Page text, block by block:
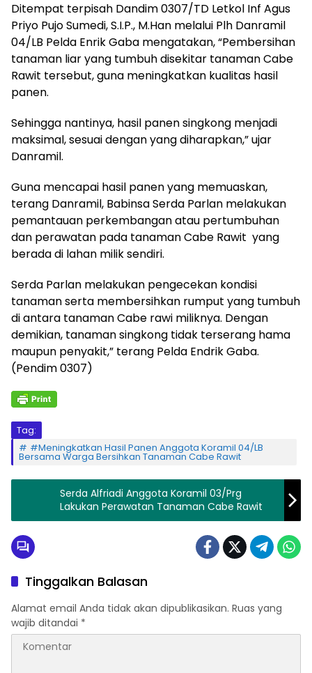
Ditempat terpisah Dandim 0307/TD Letkol Inf Agus
Priyo Pujo Sumedi, S.I.P., M.Han melalui Plh Danramil
04/LB Pelda Enrik Gaba mengatakan, “Pembersihan
tanaman liar yang tumbuh disekitar tanaman Cabe
Rawit tersebut, guna meningkatkan kualitas hasil
panen.
Sehingga nantinya, hasil panen singkong menjadi
maksimal, sesuai dengan yang diharapkan,” ujar
Danramil.
Guna mencapai hasil panen yang memuaskan,
terang Danramil, Babinsa Serda Parlan melakukan
pemantauan perkembangan atau pertumbuhan
dan perawatan pada tanaman Cabe Rawit yang
berada di lahan milik sendiri.
Serda Parlan melakukan pengecekan kondisi
tanaman serta membersihkan rumput yang tumbuh
di antara tanaman Cabe rawi miliknya. Dengan
demikian, tanaman singkong tidak terserang hama
maupun penyakit,” terang Pelda Endrik Gaba.
(Pendim 0307)
Tag:
#Meningkatkan Hasil Panen Anggota Koramil 04/LB
Bersama Warga Bersihkan Tanaman Cabe Rawit
Serda Alfriadi Anggota Koramil 03/Prg
Lakukan Perawatan Tanaman Cabe Rawit
Tinggalkan Balasan
Alamat email Anda tidak akan dipublikasikan. Ruas yang
wajib ditandai *